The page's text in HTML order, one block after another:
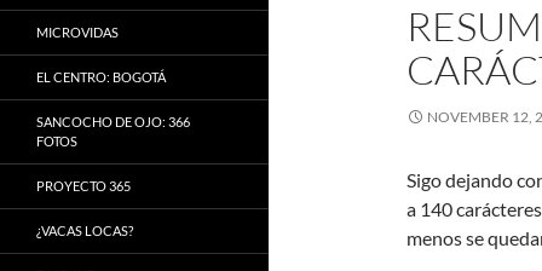
NOVEMBER 12,
Sigo dejando
a 140
menos se
MICROVIDAS
EL CENTRO: BOGOTÁ
SANCOCHO DE OJO: 366
FOTOS
PROYECTO 365
¿VACAS LOCAS?